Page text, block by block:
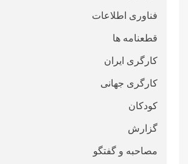
فناوری اطلاعات
قطعنامە ها
کارگری ایران
کارگری جهانی
کودکان
گزارش
مصاحبه و گفتگو